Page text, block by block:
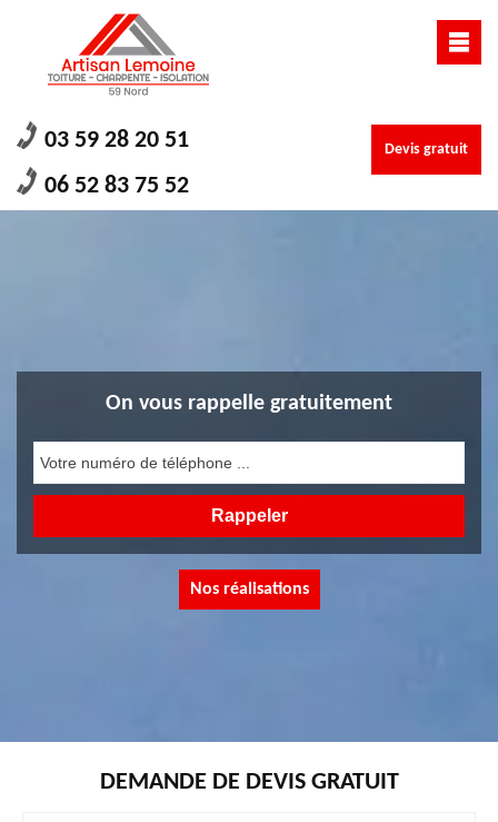
03 59 28 20 51
06 52 83 75 52
Devis gratuit
On vous rappelle gratuitement
Nos réalisations
DEMANDE DE DEVIS GRATUIT